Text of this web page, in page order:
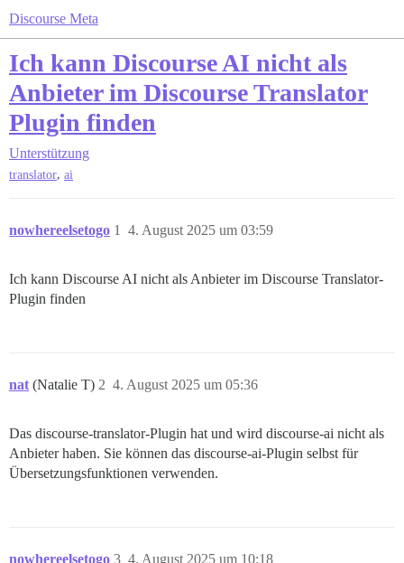
Discourse Meta
Ich kann Discourse AI nicht als
Anbieter im Discourse Translator
Plugin finden
Unterstützung
translator, ai
nowhereelsetogo 4. August 2025 um 03:59
1
Ich kann Discourse AI nicht als Anbieter im Discourse Translator-
Plugin finden
nat (Natalie T) 4. August 2025 um 05:36
2
Das discourse-translator-Plugin hat und wird discourse-ai nicht als
Anbieter haben. Sie können das discourse-ai-Plugin selbst für
Übersetzungsfunktionen verwenden.
nowhereelsetogo 4. August 2025 um 10:18
3